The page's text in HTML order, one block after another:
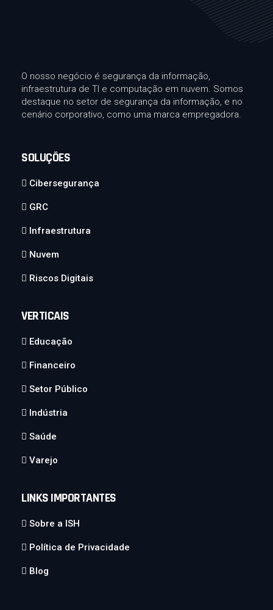
O nosso negócio é segurança da informação,
infraestrutura de TI e computação em nuvem. Somos
destaque no setor de segurança da informação, e no
cenário corporativo, como uma marca empregadora.
SOLUÇÕES
Cibersegurança
GRC
Infraestrutura
Nuvem
Riscos Digitais
VERTICAIS
Educação
Financeiro
Setor Público
Indústria
Saúde
Varejo
LINKS IMPORTANTES
Sobre a ISH
Política de Privacidade
Blog